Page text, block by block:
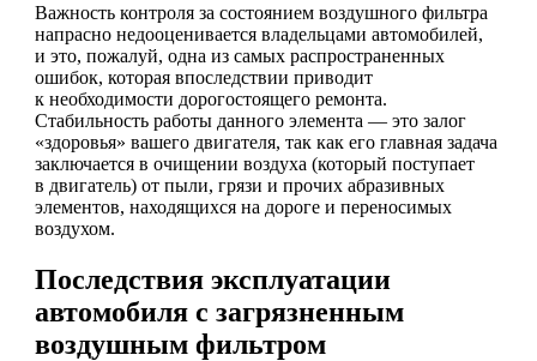
Важность контроля за состоянием воздушного фильтра
напрасно недооценивается владельцами автомобилей,
и это, пожалуй, одна из самых распространенных
ошибок, которая впоследствии приводит
к необходимости дорогостоящего ремонта.
Стабильность работы данного элемента — это залог
«здоровья» вашего двигателя, так как его главная задача
заключается в очищении воздуха (который поступает
в двигатель) от пыли, грязи и прочих абразивных
элементов, находящихся на дороге и переносимых
воздухом.
Последствия эксплуатации
автомобиля с загрязненным
воздушным фильтром